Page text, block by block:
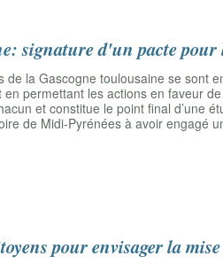
signature d'un pacte pour
de la Gascogne toulousaine se sont
en permettant les actions en faveur
et constitue le point final d’une
de Midi-Pyrénées à avoir engagé
pour envisager la